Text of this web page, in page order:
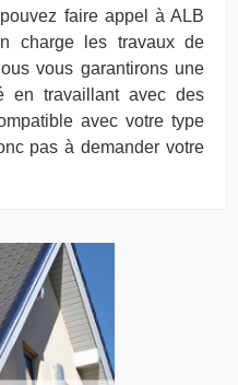
faire appel à ALB
charge les travaux de
vous garantirons une
en travaillant avec des
avec votre type
pas à demander votre